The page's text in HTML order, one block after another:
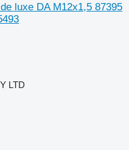
luxe DA M12x1,5 87395
LTD